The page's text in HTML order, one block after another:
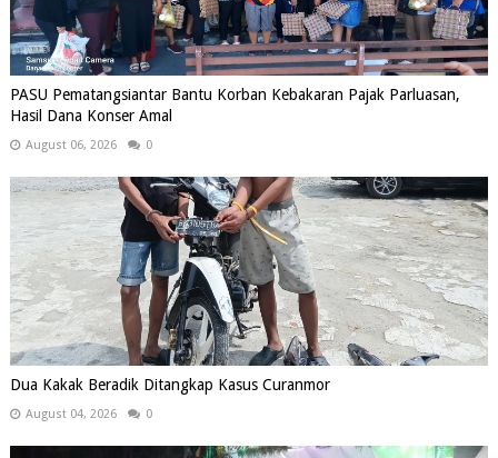
PASU Pematangsiantar Bantu Korban Kebakaran Pajak Parluasan,
Hasil Dana Konser Amal
August 06, 2026 0
Dua Kakak Beradik Ditangkap Kasus Curanmor
August 04, 2026 0